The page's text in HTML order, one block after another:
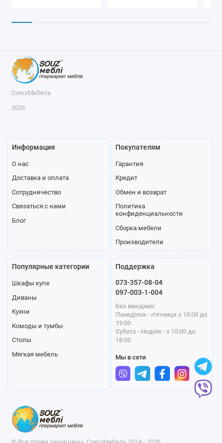
СоюзМебель
2026
Информация
О нас
Доставка и оплата
Сотрудничество
Связаться с нами
Блог
Покупателям
Гарантия
Кредит
Обмен и возврат
Политика
конфиденциальности
Сборка мебели
Производители
Популярные категории
Шкафы купе
Диваны
Кухни
Комоды и тумбы
Столы
Мягкая мебель
Поддержка
073-357-08-04
097-003-1-004
Без вихідних:
Понеділок - п'ятниця з 10:00 до
19:00
Субота - Неділя - з 10:00 до
18:00
Мы в сети